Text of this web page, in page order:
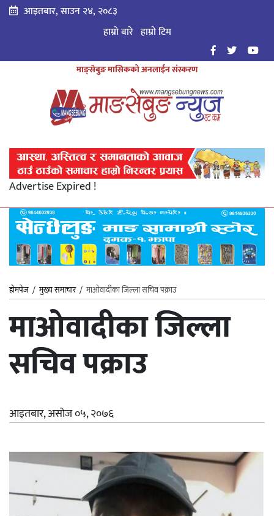
आइतबार, साउन २४, २०८३
हाम्रो बारे हाम्राे टिम
माङ्सेबुङ मासिकको अनलाईन संस्करण
Advertise Expired !
होमपेज /मुख्य समाचार/ माओवादीका जिल्ला सचिव पक्राउ
माओवादीका जिल्ला
सचिव पक्राउ
आइतबार, असोज ०५, २०७६